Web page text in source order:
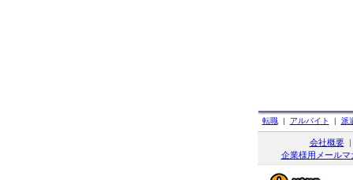
転職| アルバイト | 派
会社概要
企業様用メールマ